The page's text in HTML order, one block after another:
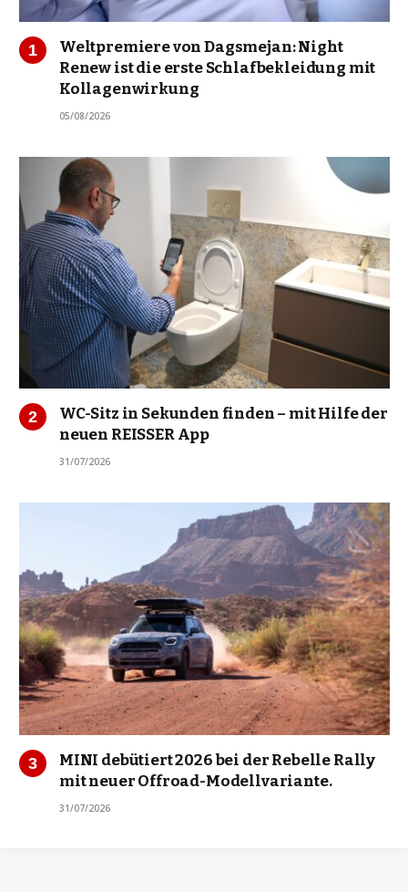
Weltpremiere von Dagsmejan: Night
Renew ist die erste Schlafbekleidung mit
Kollagenwirkung
05/08/2026
WC-Sitz in Sekunden finden – mit Hilfe der
neuen REISSER App
31/07/2026
MINI debütiert 2026 bei der Rebelle Rally
mit neuer Offroad-Modellvariante.
31/07/2026